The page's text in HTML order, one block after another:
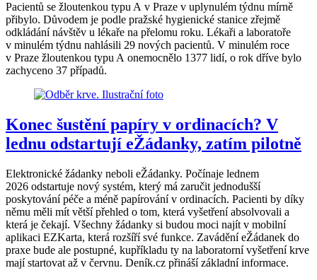
Pacientů se žloutenkou typu A v Praze v uplynulém týdnu mírně
přibylo. Důvodem je podle pražské hygienické stanice zřejmě
odkládání návštěv u lékaře na přelomu roku. Lékaři a laboratoře
v minulém týdnu nahlásili 29 nových pacientů. V minulém roce
v Praze žloutenkou typu A onemocnělo 1377 lidí, o rok dříve bylo
zachyceno 37 případů.
Konec šustění papíry v ordinacích? V
lednu odstartují eŽádanky, zatím pilotně
Elektronické žádanky neboli eŽádanky. Počínaje lednem
2026 odstartuje nový systém, který má zaručit jednodušší
poskytování péče a méně papírování v ordinacích. Pacienti by díky
němu měli mít větší přehled o tom, která vyšetření absolvovali a
která je čekají. Všechny žádanky si budou moci najít v mobilní
aplikaci EZKarta, která rozšíří své funkce. Zavádění eŽádanek do
praxe bude ale postupné, kupříkladu ty na laboratorní vyšetření krve
mají startovat až v červnu. Deník.cz přináší základní informace.